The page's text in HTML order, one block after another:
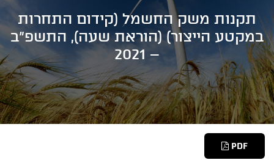
תקנות משק החשמל (קידום התחרות
במקטע הייצור) (הוראת שעה), התשפ"ב
– 2021
PDF